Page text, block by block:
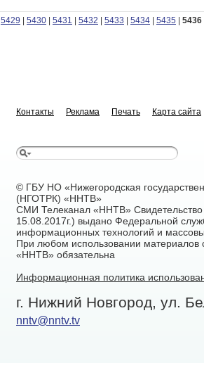
5429 | 5430 | 5431 | 5432 | 5433 | 5434 | 5435 | 5436
Контакты Реклама Печать Карта сайта
© ГБУ НО «Нижегородская
(НГОТРК) «ННТВ»
СМИ Телеканал «ННТВ»
15.08.2017г.) выдано Федеральной
информационных технологий и
При любом использовании материалов
«ННТВ» обязательна
Информационная политика
г. Нижний Новгород, ул.
nntv@nntv.tv